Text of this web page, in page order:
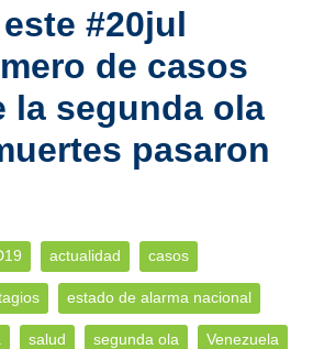
#20jul
de casos
la segunda ola
pasaron
actualidad casos
estado de alarma nacional
salud segunda ola Venezuela